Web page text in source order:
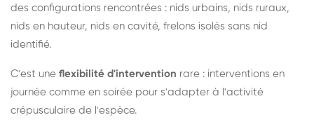
des configurations rencontrées : nids urbains, nids ruraux,
nids en hauteur, nids en cavité, frelons isolés sans nid
identifié.
C'est une flexibilité d'intervention rare : interventions en
journée comme en soirée pour s'adapter à l'activité
crépusculaire de l'espèce.